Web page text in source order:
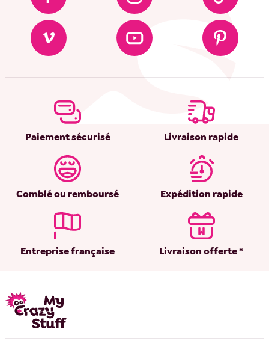
Paiement sécurisé Livraison rapide
Comblé ou remboursé Expédition rapide
Entreprise française Livraison offerte *